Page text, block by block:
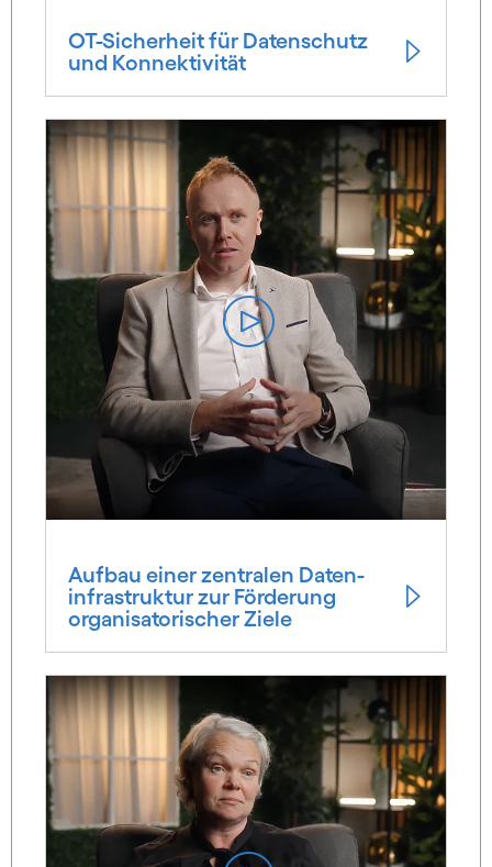
OT-Sicherheit für Datenschutz
und Konnektivität
Aufbau einer zentralen Daten­
infrastruktur zur Förderung
organisatorischer Ziele